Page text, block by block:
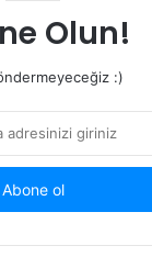
Olun!
:)